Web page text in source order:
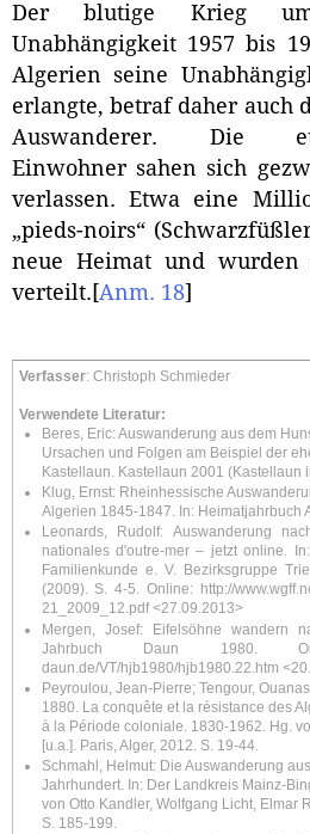
Der blutige Krieg
Unabhängigkeit 1957 bis
Algerien seine
erlangte, betraf daher auch
Auswanderer. Die
Einwohner sahen sich
verlassen. Etwa eine
„pieds-noirs“
neue Heimat und wurden
verteilt. [Anm. 18]
Verfasser: Christoph Schmieder
Verwendete Literatur:
Beres, Eric: Auswanderung aus dem
Ursachen und Folgen am Beispiel der
Kastellaun. Kastellaun 2001 (Kastellaun
Klug, Ernst: Rheinhessische
Algerien 1845-1847. In: Heimatjahrbuch
Leonards, Rudolf: Auswanderung
nationales d'outre-mer – jetzt online.
Familienkunde e. V. Bezirksgruppe
(2009). S. 4-5. Online: http://
21_2009_12.pdf<27.09.2013>
Mergen, Josef: Eifelsöhne wandern
Jahrbuch Daun 1980.
daun.de/VT/hjb1980/hjb1980.22.htm
Peyroulou, Jean-Pierre; Tengour,
1880. La conquête et la résistance des
à la Période coloniale. 1830-1962. Hg.
[u.a.]. Paris, Alger, 2012. S. 19-44.
Schmahl, Helmut: Die Auswanderung
Jahrhundert. In: Der Landkreis Mainz-
von Otto Kandler, Wolfgang Licht, Elmar
S. 185-199.